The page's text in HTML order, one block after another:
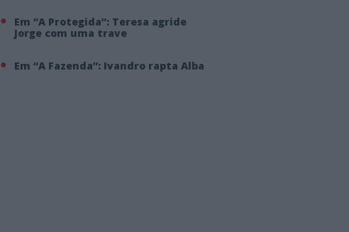
Em “A Protegida”: Teresa agride
Jorge com uma trave
Em “A Fazenda”: Ivandro rapta Alba